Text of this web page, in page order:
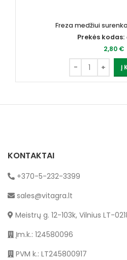
Freza medžiui
Prekės kodas:
2,80 €
Į
KONTAKTAI
+370-5-232-3399
sales@vitagra.lt
Meistrų g. 12-103k, Vilnius LT-
Įm.k.: 124580096
PVM k.: LT245800917